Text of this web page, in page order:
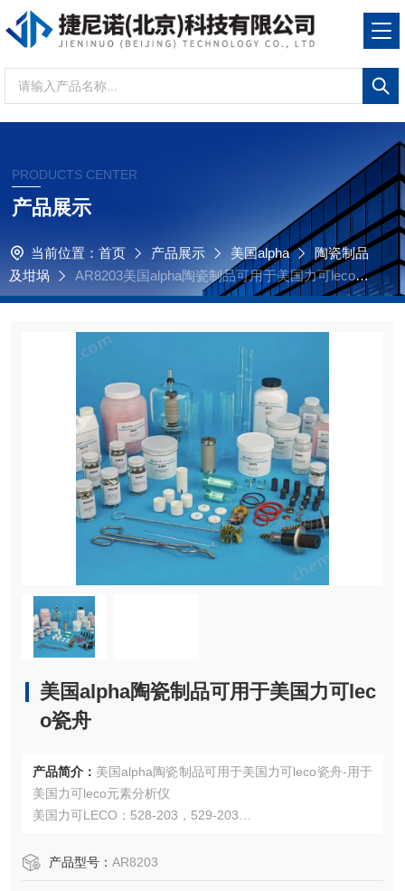
PRODUCTS CENTER
产品展示
当前位置： 首页 产品展示 美国alpha
陶瓷制品
及坩埚
AR8203美国alpha陶瓷制品可用于美国力可leco瓷
舟
美国alpha陶瓷制品可用于美国力可lec
o瓷舟
产品简介： 美国alpha陶瓷制品可用于美国力可leco瓷舟-用于
美国力可leco元素分析仪
美国力可LECO：528-203，529-203
注：使用OEM编号仅仅是为了方便查询，并不代表产品来自
产品型号： AR8203